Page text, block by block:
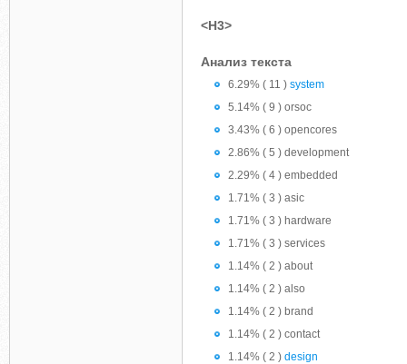
<H3>
Анализ текста
6.29% ( 11 ) system
5.14% ( 9 ) orsoc
3.43% ( 6 ) opencores
2.86% ( 5 ) development
2.29% ( 4 ) embedded
1.71% ( 3 ) asic
1.71% ( 3 ) hardware
1.71% ( 3 ) services
1.14% ( 2 ) about
1.14% ( 2 ) also
1.14% ( 2 ) brand
1.14% ( 2 ) contact
1.14% ( 2 ) design